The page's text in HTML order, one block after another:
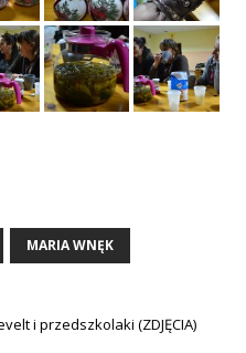
MARIA WNĘK
i przedszkolaki (ZDJĘCIA)